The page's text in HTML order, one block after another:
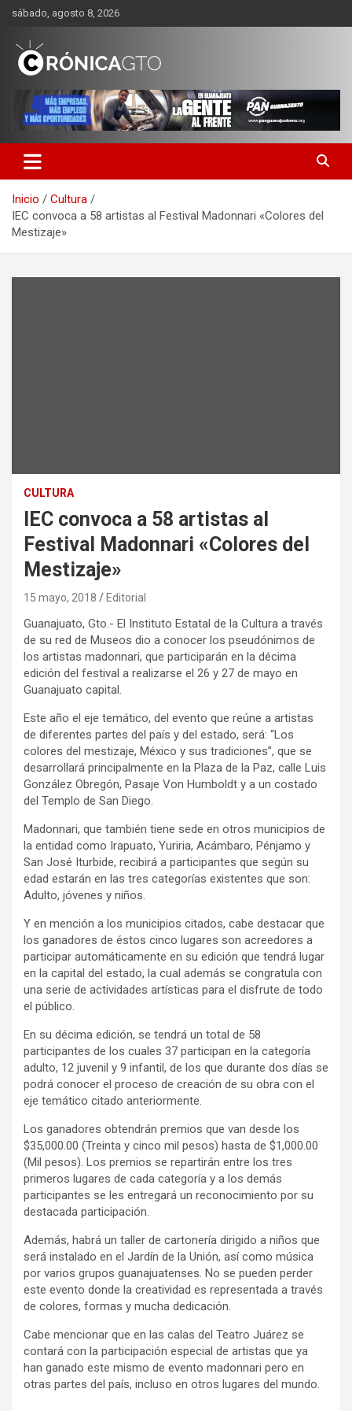
Saltar
contenido
sábado, agosto 8, 2026
CRONICA GUANAJUATO
Inicio
Cultura
IEC convoca a 58 artistas al Festival Madonnari «Colores del
Mestizaje»
CULTURA
IEC convoca a 58 artistas al
Festival Madonnari «Colores del
Mestizaje»
15 mayo, 2018 Editorial
Guanajuato, Gto.- El Instituto Estatal de la Cultura a través
de su red de Museos dio a conocer los pseudónimos de
los artistas madonnari, que participarán en la décima
edición del festival a realizarse el 26 y 27 de mayo en
Guanajuato capital.
Este año el eje temático, del evento que reúne a artistas
de diferentes partes del país y del estado, será: “Los
colores del mestizaje, México y sus tradiciones”, que se
desarrollará principalmente en la Plaza de la Paz, calle Luis
González Obregón, Pasaje Von Humboldt y a un costado
del Templo de San Diego.
Madonnari, que también tiene sede en otros municipios de
la entidad como Irapuato, Yuriria, Acámbaro, Pénjamo y
San José Iturbide, recibirá a participantes que según su
edad estarán en las tres categorías existentes que son:
Adulto, jóvenes y niños.
Y en mención a los municipios citados, cabe destacar que
los ganadores de éstos cinco lugares son acreedores a
participar automáticamente en su edición que tendrá lugar
en la capital del estado, la cual además se congratula con
una serie de actividades artísticas para el disfrute de todo
el público.
En su décima edición, se tendrá un total de 58
participantes de los cuales 37 participan en la categoría
adulto, 12 juvenil y 9 infantil, de los que durante dos días se
podrá conocer el proceso de creación de su obra con el
eje temático citado anteriormente.
Los ganadores obtendrán premios que van desde los
$35,000.00 (Treinta y cinco mil pesos) hasta de $1,000.00
(Mil pesos). Los premios se repartirán entre los tres
primeros lugares de cada categoría y a los demás
participantes se les entregará un reconocimiento por su
destacada participación.
Además, habrá un taller de cartonería dirigido a niños que
será instalado en el Jardín de la Unión, así como música
por varios grupos guanajuatenses. No se pueden perder
este evento donde la creatividad es representada a través
de colores, formas y mucha dedicación.
Cabe mencionar que en las calas del Teatro Juárez se
contará con la participación especial de artistas que ya
han ganado este mismo de evento madonnari pero en
otras partes del país, incluso en otros lugares del mundo.